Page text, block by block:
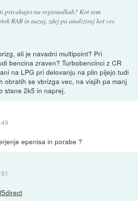
pricakujes na regionalkah? Kot sem
RAB in nazaj, zdej pa analiziraj kot ves
ali je navadni multipoint? Pri
bencina zraven? Turbobencinci z CR
na LPG pri delovanju na plin pijejo tudi
obratih se vbrizga vec, na visjih pa manj
stane 2k5 in naprej.
epenisa in porabe ?